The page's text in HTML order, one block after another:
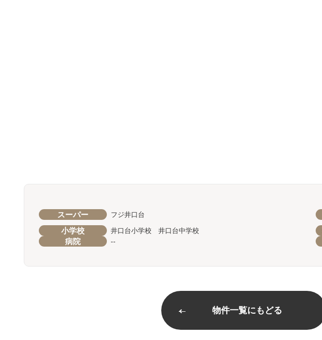
スーパー フジ井口台
小学校 井口台小学校 井口台中学校
病院 --
物件一覧にもどる